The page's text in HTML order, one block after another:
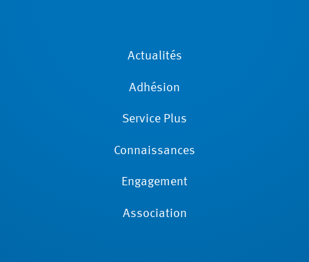
Actualités
Adhésion
Service Plus
Connaissances
Engagement
Association